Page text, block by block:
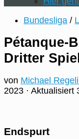
Bundesliga /
Pétanque-
Dritter
von Michael
2023 · Aktualisiert
Endspurt